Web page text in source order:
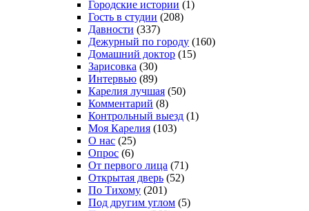
Городские истории (1)
Гость в студии (208)
Давности (337)
Дежурный по городу (160)
Домашний доктор (15)
Зарисовка (30)
Интервью (89)
Карелия лучшая (50)
Комментарий (8)
Контрольный выезд (1)
Моя Карелия (103)
О нас (25)
Опрос (6)
От первого лица (71)
Открытая дверь (52)
По Тихому (201)
Под другим углом (5)